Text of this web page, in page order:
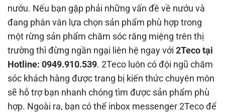
nướu. Nếu bạn gặp phải những vấn đề về nướu và
đang phân vân lựa chọn sản phẩm phù hợp trong
một rừng sản phẩm chăm sóc răng miệng trên thị
trường thì đừng ngần ngại liên hệ ngay với 2Teco tại
Hotline: 0949.910.539. 2Teco luôn có đội ngũ chăm
sóc khách hàng được trang bị kiến thức chuyên môn
sẽ hỗ trợ bạn nhanh chóng tìm được sản phẩm phù
hợp. Ngoài ra, bạn có thể inbox messenger 2Teco để